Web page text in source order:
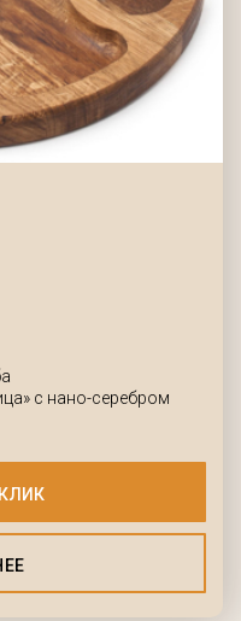
с нано-серебром